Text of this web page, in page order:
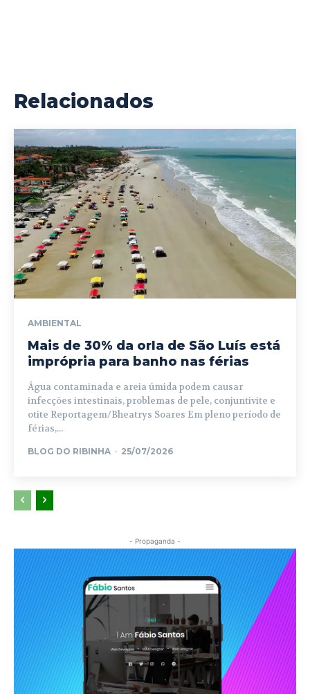
Relacionados
AMBIENTAL
Mais de 30% da orla de São Luís está
imprópria para banho nas férias
Água contaminada e areia úmida podem causar
infecções intestinais, problemas de pele, conjuntivite e
otite Reportagem/Bheatrys Soares Em pleno período de
férias,...
BLOG DO RIBINHA - 25/07/2026
- Propaganda -